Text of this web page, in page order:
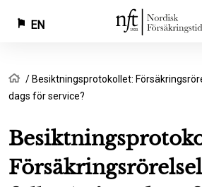
Skip
to
content
EN
Breadcrumb
Home
Besiktningsprotokollet:
dags för service?